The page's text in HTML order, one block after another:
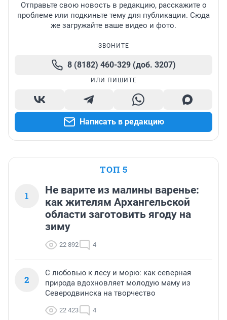
Отправьте свою новость в редакцию, расскажите о
проблеме или подкиньте тему для публикации. Сюда
же загружайте ваше видео и фото.
ЗВОНИТЕ
8 (8182) 460-329 (доб. 3207)
ИЛИ ПИШИТЕ
Написать в редакцию
ТОП 5
1
Не варите из малины варенье:
как жителям Архангельской
области заготовить ягоду на
зиму
22 892 4
2
С любовью к лесу и морю: как северная
природа вдохновляет молодую маму из
Северодвинска на творчество
22 423 4